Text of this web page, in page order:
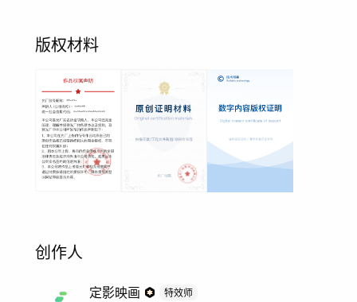
版权材料
创作人
定影映画 特效师